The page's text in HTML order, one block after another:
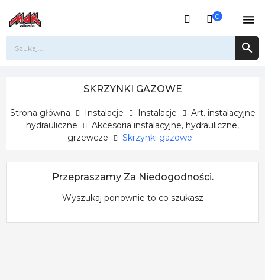
0 

SKRZYNKI GAZOWE
Strona główna Instalacje Instalacje
Art. instalacyjne
hydrauliczne
Akcesoria instalacyjne, hydrauliczne,
grzewcze
Skrzynki gazowe
Przepraszamy Za Niedogodności.
Wyszukaj ponownie to co szukasz